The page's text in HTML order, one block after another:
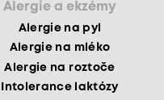
Alergie a ekzémy
Alergie na pyl
Alergie na mléko
Alergie na roztoče
Intolerance laktózy